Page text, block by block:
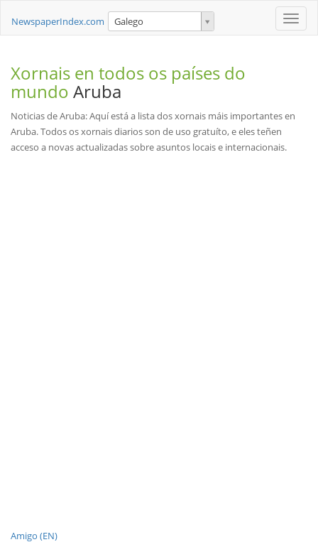
Toggle
NewspaperIndex.com Galego
Xornais en todos os países do
mundo Aruba
Noticias de Aruba: Aquí está a lista dos xornais máis importantes en
Aruba. Todos os xornais diarios son de uso gratuíto, e eles teñen
acceso a novas actualizadas sobre asuntos locais e internacionais.
Amigo (EN)